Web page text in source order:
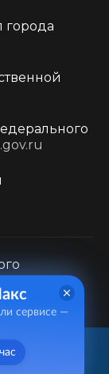
города
сервисе —